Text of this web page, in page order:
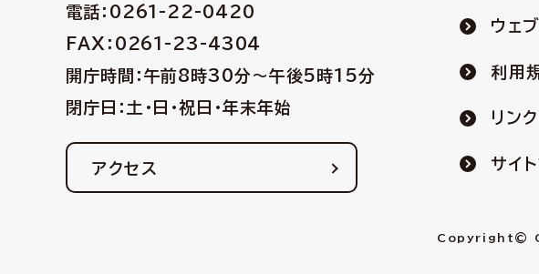
電話：0261-22-0420
FAX：0261-23-4304
開庁時間：午前8時30分〜午後5時15分
閉庁日：土・日・祝日・年末年始
アクセス
ウェ
利用
リン
サイ
Copyright©